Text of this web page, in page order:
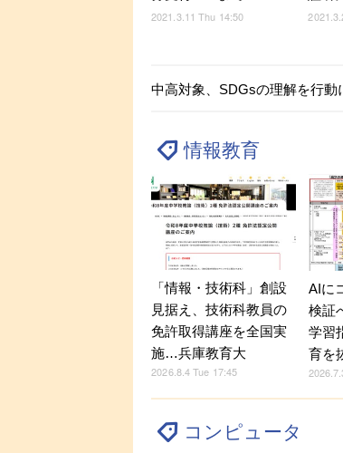
2021.3.11 Thu 14:50
中高対象、SDGsの理解を行動
情報教育
「情報・技術科」創設
見据え、技術科教員の
免許取得講座を全国実
施…兵庫教育大
2026.8.4 Tue 17:45
AIに
検証
学習
育を
コンピュータ